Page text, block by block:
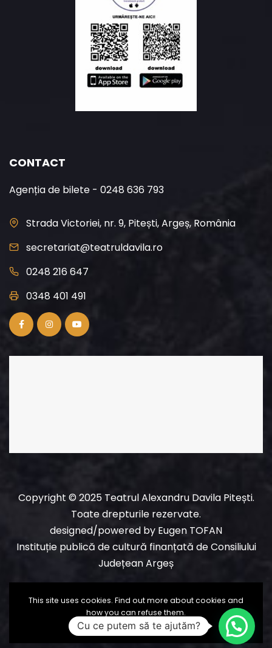
CONTACT
Agenția de bilete - 0248 636 793
Strada Victoriei, nr. 9, Pitești, Argeș, România
secretariat@teatruldavila.ro
0248 216 647
0348 401 491
Copyright © 2025 Teatrul Alexandru Davila Pitești.
Toate drepturile rezervate.
designed/powered by Eugen TOFAN
Instituție publică de cultură finanțată de Consiliului
Județean Argeș
This site uses cookies. Find out more about cookies and
how you can refuse them.
I Accept
Cu ce putem să te ajutăm?